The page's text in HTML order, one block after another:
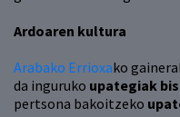
Ardoaren kultura
Arabako Errioxako
da inguruko upategiak
pertsona bakoitzeko